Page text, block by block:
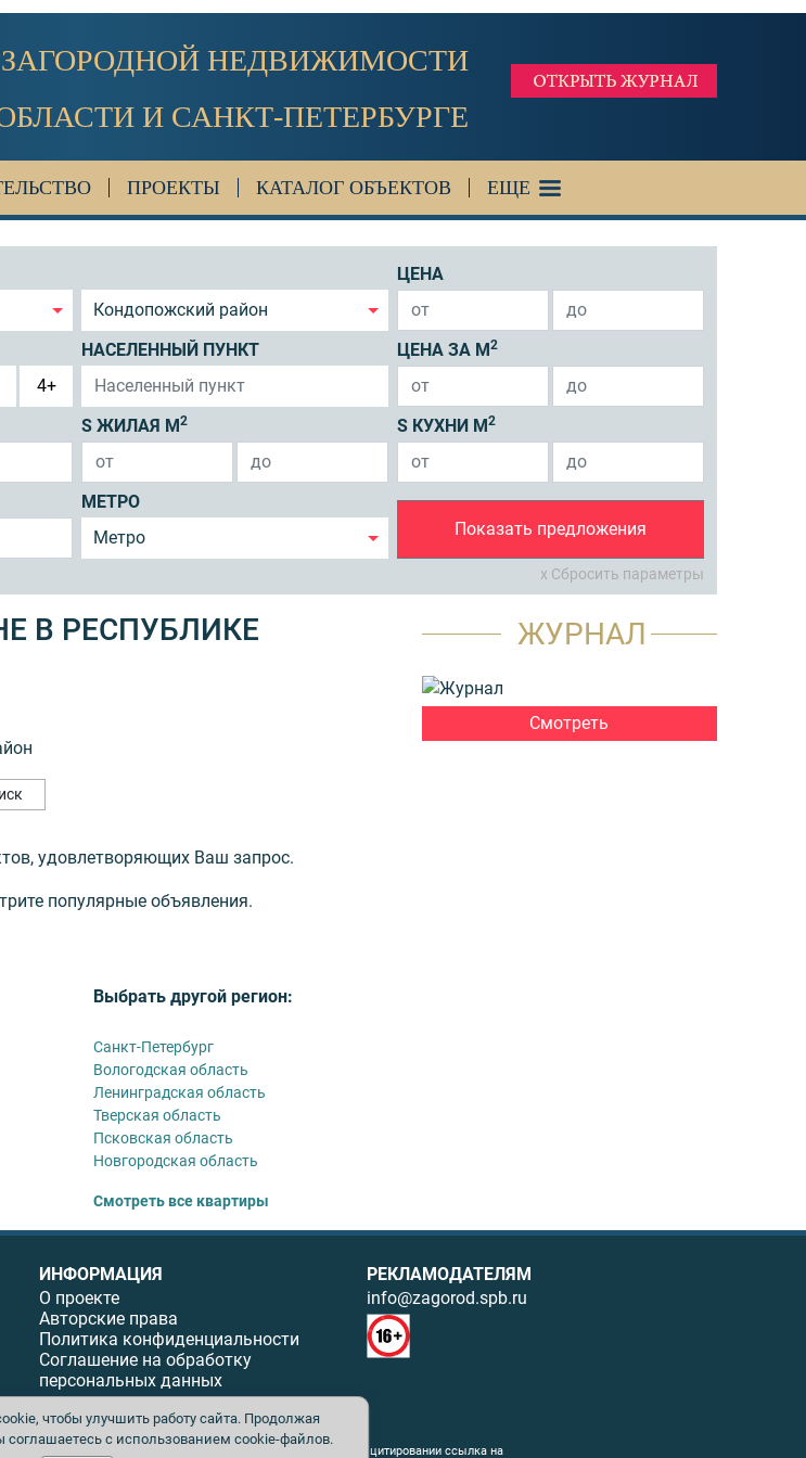
НЕДВИЖИМОСТИ
И САНКТ-ПЕТЕРБУРГЕ
ПРОЕКТЫ КАТАЛОГ ОБЪЕКТОВ ЕЩЕ
Кондопожский район
ЦЕНА
4+
НАСЕЛЕННЫЙ ПУНКТ ЦЕНА ЗА М 2
S ЖИЛАЯ М 2 S КУХНИ М 2
МЕТРО
Метро
Показать предложения
x Сбросить параметры
В РЕСПУБЛИКЕ
удовлетворяющих Ваш запрос.
популярные объявления.
Выбрать другой регион:
Санкт-Петербург
Вологодская область
Ленинградская область
Тверская область
Псковская область
Новгородская область
Смотреть все квартиры
ЖУРНАЛ
Смотреть
ИНФОРМАЦИЯ
О проекте
Авторские права
Политика конфиденциальности
Соглашение на обработку
персональных данных
РЕКЛАМОДАТЕЛЯМ
info@zagorod.spb.ru
сайта возможна только с письменного разрешения. При цитировании ссылка на
чтобы улучшить работу сайта. Продолжая
соглашаетесь с использованием cookie-файлов.